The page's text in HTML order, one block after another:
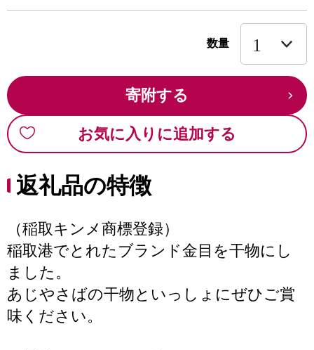
数量
寄附する
お気に入りに追加する
返礼品の特徴
（稲取キンメ商標登録）
稲取港でとれたブランド金目を干物にし
ました。
あじやさばの干物といっしょにぜひご賞
味ください。